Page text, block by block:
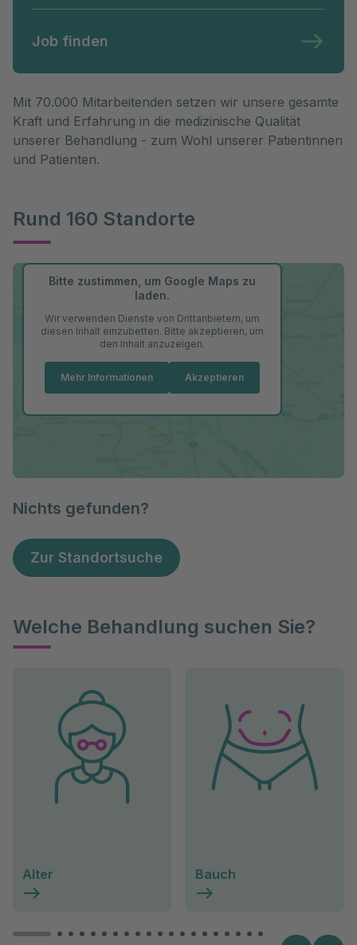
Job finden
Mit 70.000 Mitarbeitenden setzen wir unsere gesamte
Kraft und Erfahrung in die medizinische Qualität
unserer Behandlung - zum Wohl unserer Patientinnen
und Patienten.
Bitte zustimmen, um Google Maps zu
laden.
Wir verwenden Dienste von Drittanbietern, um
diesen Inhalt einzubetten. Bitte akzeptieren, um
den Inhalt anzuzeigen.
Mehr Informationen Akzeptieren
Rund 160 Standorte
Nichts gefunden?
Zur Standortsuche
Welche Behandlung suchen Sie?
Alter Bauch